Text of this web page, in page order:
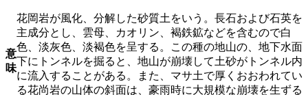
意
味
花岡岩が風化、分解した砂質土をいう。長石および石英を
主成分とし、雲母、カオリン、褐鉄鉱などを含むので白
色、淡灰色、淡褐色を呈する。この種の地山の、地下水面
下にトンネルを掘ると、地山が崩壊して土砂がトンネル内
に流入することがある。また、マサ土で厚くおおわれてい
る花尚岩の山体の斜面は、豪雨時に大規模な崩壊を生ずる